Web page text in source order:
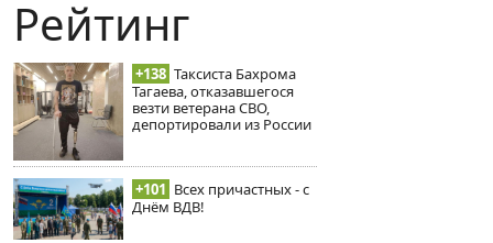
Рейтинг
+138 Таксиста Бахрома
Тагаева, отказавшегося
везти ветерана СВО,
депортировали из России
+101 Всех причастных - с
Днём ВДВ!